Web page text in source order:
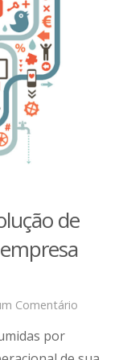
de
Comentário
por